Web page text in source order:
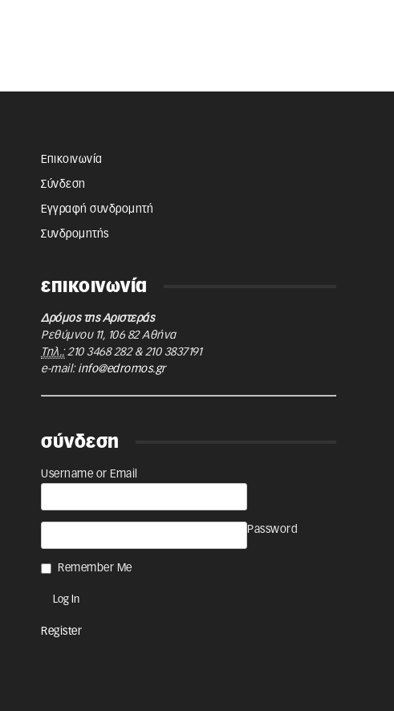
Επικοινωνία
Σύνδεση
Εγγραφή συνδρομητή
Συνδρομητής
επικοινωνία
Δρόμος της Αριστεράς
Ρεθύμνου 11, 106 82 Αθήνα
Τηλ.: 210 3468 282& 210 3837191
e-mail: info@edromos.gr
σύνδεση
Username or Email
Password
Remember Me
Register